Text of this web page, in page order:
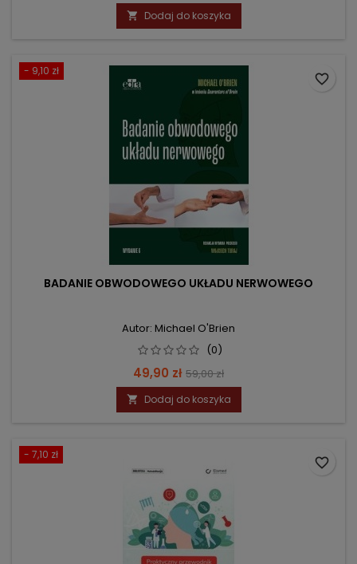
podstawowa
 Dodaj do koszyka
- 9,10 zł
BADANIE OBWODOWEGO UKŁADU NERWOWEGO
Autor: Michael O'Brien
(0)
Cena
49,90 zł Cena
podstawowa
59,00 zł
 Dodaj do koszyka
favorite_border
- 7,10 zł
favorite_border